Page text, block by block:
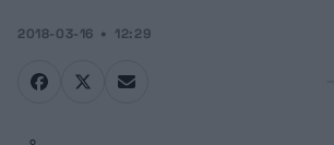
2018-03-16 12:29